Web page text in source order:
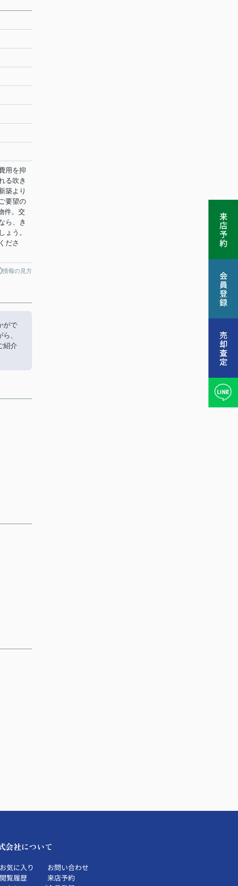
用を抑
る吹き
築より
要望の
件。交
ら、き
ょう。
ださ
情報の見方
がで
、
紹介
会社について
お気に入り
閲覧履歴
お問い合わせ
来店予約